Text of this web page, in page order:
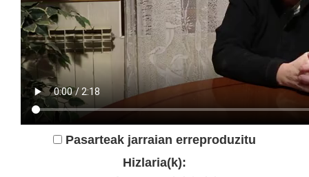
Pasarteak jarraian erreproduzitu
Hizlaria(k):